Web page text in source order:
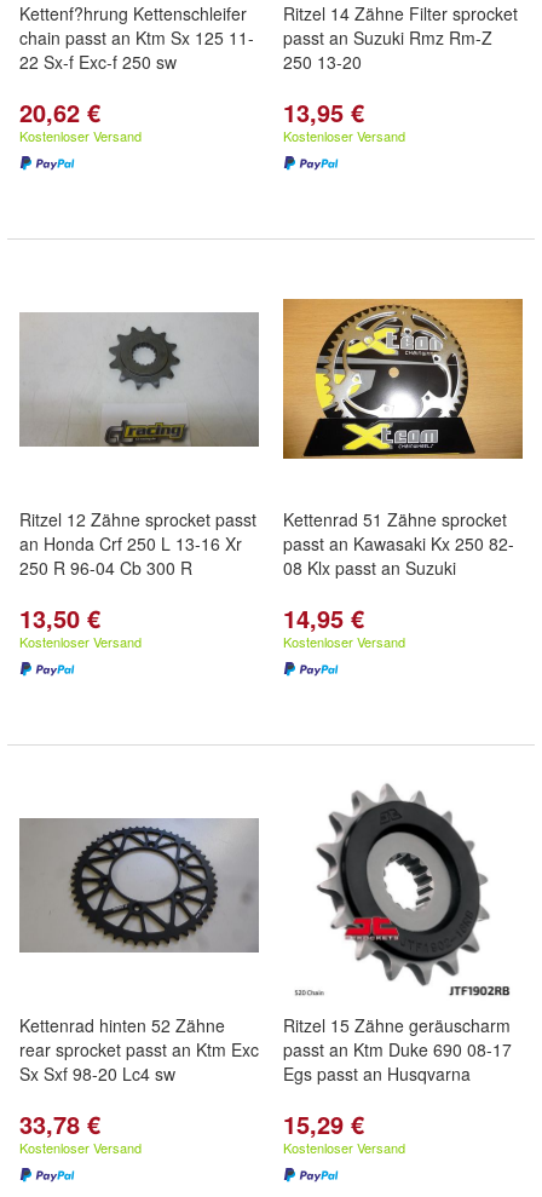
Kettenf?hrung Kettenschleifer
chain passt an Ktm Sx 125 11-
22 Sx-f Exc-f 250 sw
20,62 €
Kostenloser Versand
Ritzel 14 Zähne Filter sprocket
passt an Suzuki Rmz Rm-Z
250 13-20
13,95 €
Kostenloser Versand
Ritzel 12 Zähne sprocket passt
an Honda Crf 250 L 13-16 Xr
250 R 96-04 Cb 300 R
13,50 €
Kostenloser Versand
Kettenrad 51 Zähne sprocket
passt an Kawasaki Kx 250 82-
08 Klx passt an Suzuki
14,95 €
Kostenloser Versand
Kettenrad hinten 52 Zähne
rear sprocket passt an Ktm Exc
Sx Sxf 98-20 Lc4 sw
33,78 €
Kostenloser Versand
Ritzel 15 Zähne geräuscharm
passt an Ktm Duke 690 08-17
Egs passt an Husqvarna
15,29 €
Kostenloser Versand